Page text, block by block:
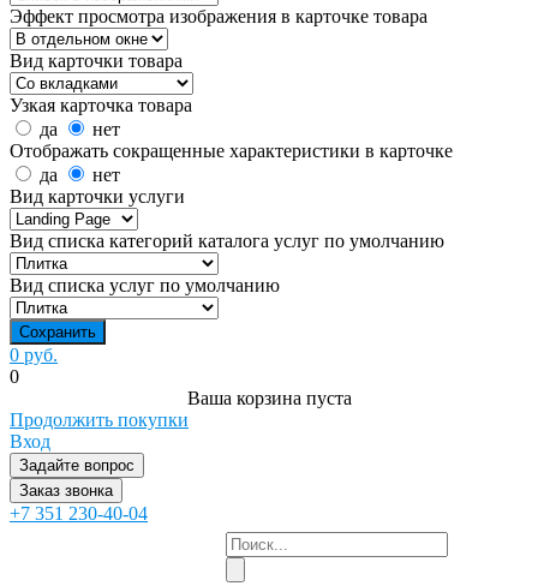
Эффект просмотра изображения в карточке товара
Вид карточки товара
Узкая карточка товара
да
нет
Отображать сокращенные характеристики в карточке
да
нет
Вид карточки услуги
Вид списка категорий каталога услуг по умолчанию
Вид списка услуг по умолчанию
0 руб.
0
Ваша корзина пуста
Продолжить покупки
Вход
Задайте вопрос
Заказ звонка
+7 351 230-40-04